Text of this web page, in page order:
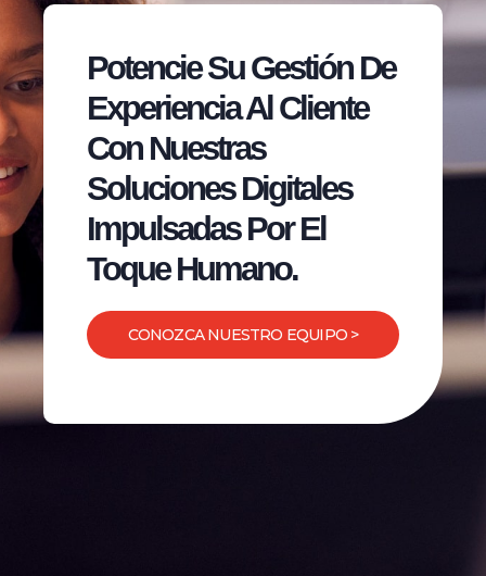
Potencie Su Gestión De
Experiencia Al Cliente
Con Nuestras
Soluciones Digitales
Impulsadas Por El
Toque Humano.
CONOZCA NUESTRO EQUIPO >